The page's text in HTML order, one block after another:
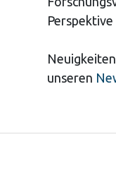
Perspektive
unseren